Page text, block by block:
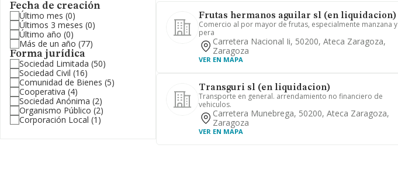
Fecha de creación
Último mes (0)
Últimos 3 meses (0)
Último año (0)
Más de un año (77)
Forma jurídica
Sociedad Limitada (50)
Sociedad Civil (16)
Comunidad de Bienes (5)
Cooperativa (4)
Sociedad Anónima (2)
Organismo Público (2)
Corporación Local (1)
Frutas hermanos aguilar sl (en liquidacion)
Comercio al por mayor de frutas, especialmente manzana y
pera
Carretera Nacional Ii, 50200, Ateca Zaragoza,
Zaragoza
VER EN MAPA
Transguri sl (en liquidacion)
Transporte en general. arrendamiento no financiero de
vehiculos.
Carretera Munebrega, 50200, Ateca Zaragoza,
Zaragoza
VER EN MAPA